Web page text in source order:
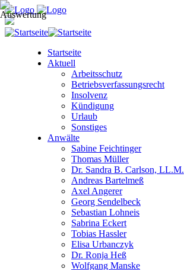
Startseite
Aktuell
Arbeitsschutz
Betriebsverfassungsrecht
Insolvenz
Kündigung
Urlaub
Sonstiges
Anwälte
Sabine Feichtinger
Thomas Müller
Dr. Sandra B. Carlson, LL.M.
Andreas Bartelmeß
Axel Angerer
Georg Sendelbeck
Sebastian Lohneis
Sabrina Eckert
Tobias Hassler
Elisa Urbanczyk
Dr. Ronja Heß
Wolfgang Manske